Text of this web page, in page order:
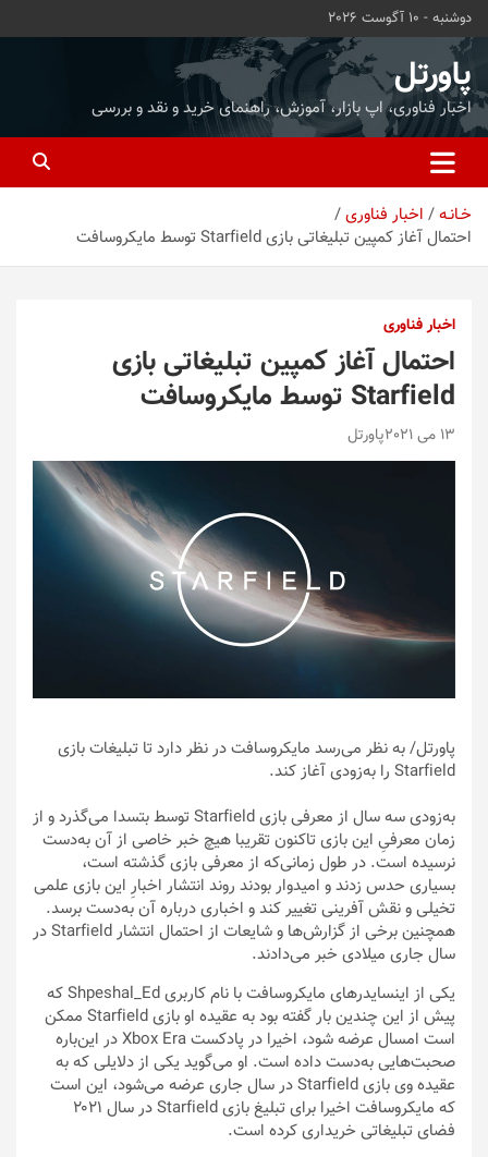
محتوا
بروید
دوشنبه - 10 آگوست 2026
پاورتل
اخبار فناوری، اپ بازار، آموزش، راهنمای خرید و نقد و بررسی
خـانـه
اخبار فناوری
احتمال آغاز کمپین تبلیغاتی بازی Starfield توسط مایکروسافت
اخبار فناوری
احتمال آغاز کمپین تبلیغاتی بازی
Starfield توسط مایکروسافت
13 می 2021 پاورتل
پاورتل/ به نظر می‌رسد مایکروسافت در نظر دارد تا تبلیغات بازی
Starfield را به‌زودی آغاز کند.
به‌زودی سه سال از معرفی بازی Starfield توسط بتسدا می‌گذرد و از
زمان معرفیِ این بازی تاکنون تقریبا هیچ خبر خاصی از آن به‌دست
نرسیده است. در طول زمانی‌که از معرفی بازی گذشته است،
بسیاری حدس زدند و امیدوار بودند روند انتشار اخبارِ این بازی علمی
تخیلی و نقش آفرینی تغییر کند و اخباری درباره آن به‌دست برسد.
همچنین برخی از گزارش‌ها و شایعات از احتمال انتشار Starfield در
سال جاری میلادی خبر می‌دادند.
یکی از اینسایدرهای مایکروسافت با نام کاربری Shpeshal_Ed که
پیش از این چندین بار گفته بود به عقیده او بازی Starfield ممکن
است امسال عرضه شود، اخیرا در پادکست Xbox Era در این‌باره
صحبت‌‌هایی به‌دست داده است. او می‌گوید یکی از دلایلی که به
عقیده‌ وی بازی Starfield در سال جاری عرضه می‌شود، این است
که مایکروسافت اخیرا برای تبلیغ بازی Starfield در سال ۲۰۲۱
فضای تبلیغاتی خریداری کرده است.